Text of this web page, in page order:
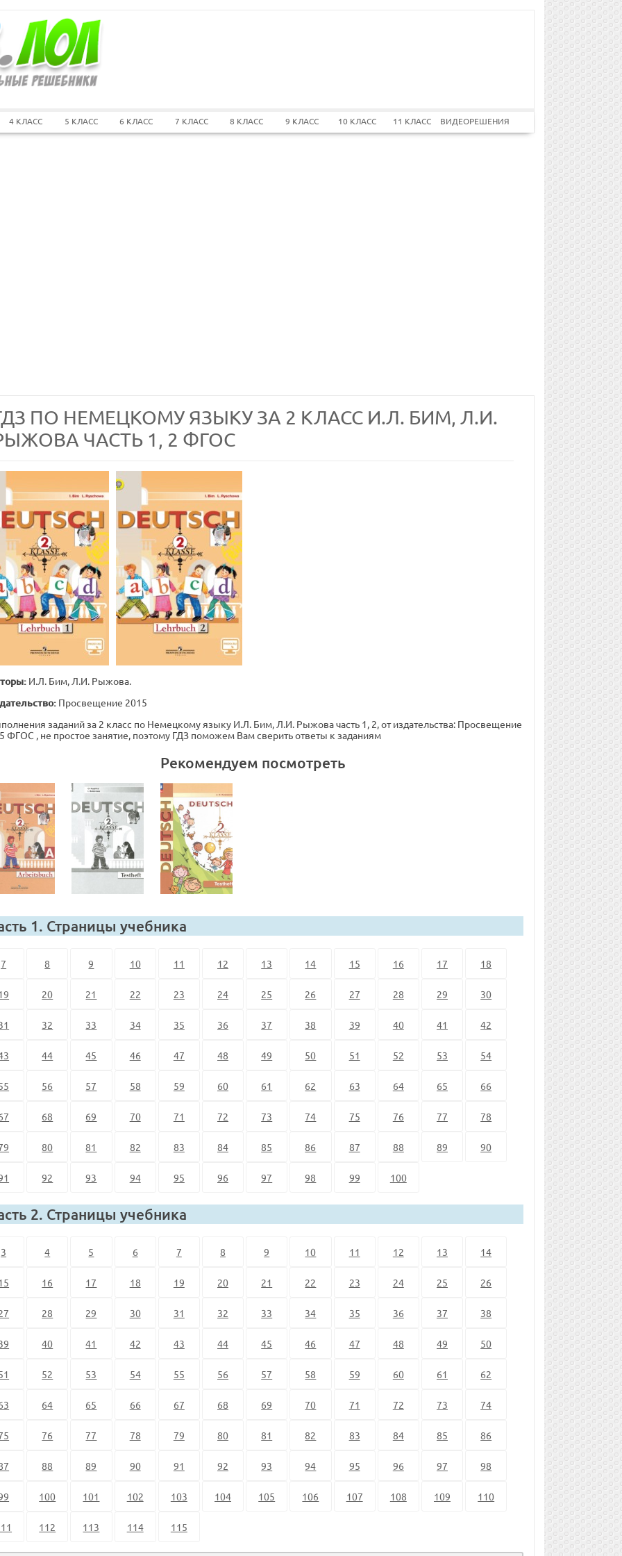
4 КЛАСС 5 КЛАСС 6 КЛАСС 7 КЛАСС 8 КЛАСС 9 КЛАСС 10 КЛАСС 11 КЛАСС ВИДЕОРЕШЕНИЯ
ПО НЕМЕЦКОМУ ЯЗЫКУ ЗА 2 КЛАСС И.Л. БИМ, Л.И.
ЧАСТЬ 1, 2 ФГОС
И.Л. Бим, Л.И. Рыжова.
Просвещение 2015
заданий за 2 класс по Немецкому языку И.Л. Бим, Л.И. Рыжова часть 1, 2, от издательства: Просвещение
ФГОС , не простое занятие, поэтому ГДЗ поможем Вам сверить ответы к заданиям
Рекомендуем посмотреть
1. Страницы учебника
7 8 9 10 11 12 13 14 15 16 17 18
20 21 22 23 24 25 26 27 28 29 30
32 33 34 35 36 37 38 39 40 41 42
44 45 46 47 48 49 50 51 52 53 54
56 57 58 59 60 61 62 63 64 65 66
68 69 70 71 72 73 74 75 76 77 78
80 81 82 83 84 85 86 87 88 89 90
92 93 94 95 96 97 98 99 100
2. Страницы учебника
3 4 5 6 7 8 9 10 11 12 13 14
16 17 18 19 20 21 22 23 24 25 26
28 29 30 31 32 33 34 35 36 37 38
40 41 42 43 44 45 46 47 48 49 50
52 53 54 55 56 57 58 59 60 61 62
64 65 66 67 68 69 70 71 72 73 74
76 77 78 79 80 81 82 83 84 85 86
88 89 90 91 92 93 94 95 96 97 98
100 101 102 103 104 105 106 107 108 109 110
112 113 114 115